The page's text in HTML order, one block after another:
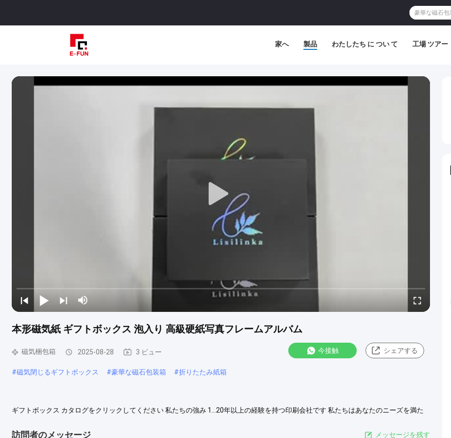
家へ 製品 わたしたち に つい て 工場 ツアー
本形磁気紙 ギフトボックス 泡入り 高級硬紙写真フレームアルバム
磁気梱包箱 2025-08-28 3 ビュー 今接触 シェアする
#磁気閉じるギフトボックス #豪華な磁石包装箱 #折りたたみ紙箱
ギフトボックス カタログをクリックしてください 私たちの強み 1...20年以上の経験を持つ印刷会社です 私たちはあなたのニーズを満た
できます 3.迅速な対応,愉快なコミュニケーション,高品質なサービス,ドア・トゥ・ドア価格のオプション,ワンストップサービス. 紙包...
訪問者のメッセージ メッセージを残す